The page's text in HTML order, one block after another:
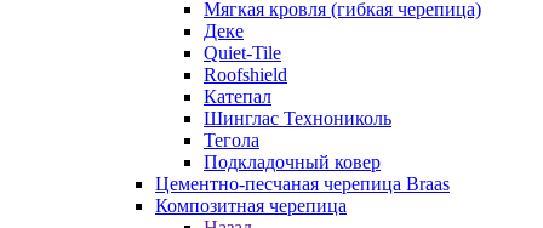
Мягкая кровля (гибкая черепица)
Деке
Quiet-Tile
Roofshield
Катепал
Шинглас Технониколь
Тегола
Подкладочный ковер
Цементно-песчаная черепица Braas
Композитная черепица